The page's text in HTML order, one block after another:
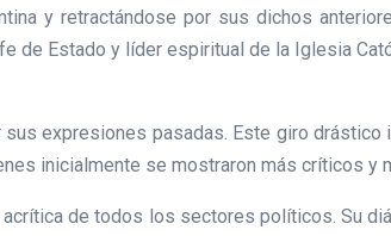
y retractándose por sus dichos
Estado y líder espiritual de la Iglesia
expresiones pasadas. Este giro
inicialmente se mostraron más críticos y
de todos los sectores políticos. Su